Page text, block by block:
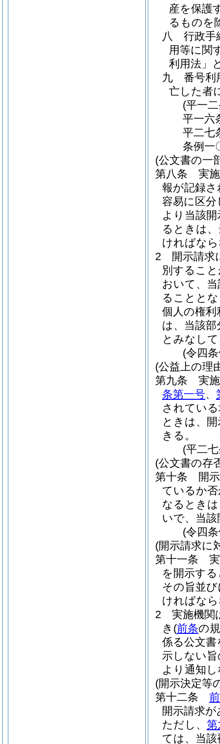
産を保護
るものを
八
行政手
用等に関
利用法」
九
番号利
亡した者
(平一
平一六
平二七
条例一
(公文書の一
第八条
実
報が記録
容易に区
より当該
るときは
ければな
2
開示請求
別するこ
おいて、
ることと
個人の権
は、当該
とみなし
(令四
(公益上の理
第九条
実
条第一号、
されてい
ときは、
きる。
(平二
(公文書の存
第十条
開
ているか
なるとき
いで、当
(令四
(開示請求に
第十一条
を開示す
その旨並
ければな
2
実施機関
き (前条の
係る公文
示しない
より通知
(開示決定等
第十二条
開示請求
ただし、 第
ては、当